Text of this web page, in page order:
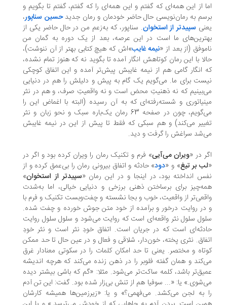
از این همه‌ای که گفتم و این همه‌ای را که گفتم، گفتم تا بگویم و
به رمان‌نویسی حال حاضر خودمان و رمان جدید حسین سناپور ،
سپیدتر از استخوان. سناپور، که به‌زعم من در حال حاضر یکی از
ما است در این عرصه، بعد از یک دوره به گمان من
(از بعد از «نیمه غایب»‌اش که هیچ کتابی بهتر از آن ننوشت)،
با این رمان کوتاهش انگار آمده تا بگوید نه که هنوز تمام نشده،
انگار گامی هم از نیمه غایبش پیش‌تر آمده و این اتفاق کوچکی
برای ما. می‌گویم یک گام به پیش و دلیلش را هم در دنیایی
که نه ذهنیتِ محض است و نه واقعیتِ صرف، و هم در نثر
و شسته‌رفته‌ای که به آن رسیده (البته با اغماض این را
می‌گویم، چون در صفحه 63 رمان یک‌باره سبک و نحو زبان و نثر
می‌کند) و هم سبکی که فقط تا پیش از این در نیمه غایبش
سراغش را گرفت و دید.
در «ویران می‌آیی» فرم و تکنیک رمان را ویران کرده بود و اگر در
لب بر تیغ » و «دود» حادثه و اتفاق بیرونی رمان را بی‌عمق کرده و از
انداخته بود، در اینجا و در این رمان «سپیدتر از استخوان»
برای برساختن ذهنی برزخی و دنیایی خیالی، اما به‌شدت
از واقعیت، خوب و بجا نشسته و چفت‌وبست تکنیک و فرم با
در روایت درخور و برآمده از خود متن جوش خورده و چفت شده.
سلول نثر واقعه‌ای است که روایت می‌شود و سلول سلول روایت
است که در جریان است. اتفاق خودِ نثر است و نثر خودِ
نثری پخته، خون‌دار، شلاقی و فعال و در عین حال تا حد ممکن
و مختصر. یعنی تا حد امکان کلمات را در سکوتی معنادار غرق
و همان گفته فلوبر را در ذهن زنده می‌کند که هرچه اندیشه
باشد، کلمه ساکت‌تر می‌شود. مثلا: «گم که باشی بیشتر دیده
یا: «... سوفیا هم از تنش بی‌زار شده بود. گفت: این تن آدم
به لجن می‌کشد. می‌فهمی؟» و یا: «زیرزمین‌ها همیشه کارشان